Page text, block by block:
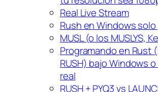
Real Live Stream
Rush en Windows
MUSL (o los MUSLYS,
Programando en Rust
RUSH) bajo Windows
real
RUSH + PYQ3 vs